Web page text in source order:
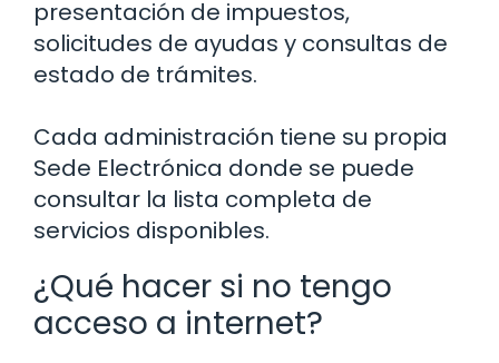
presentación de impuestos,
solicitudes de ayudas y consultas de
estado de trámites.
Cada administración tiene su propia
Sede Electrónica donde se puede
consultar la lista completa de
servicios disponibles.
¿Qué hacer si no tengo
acceso a internet?